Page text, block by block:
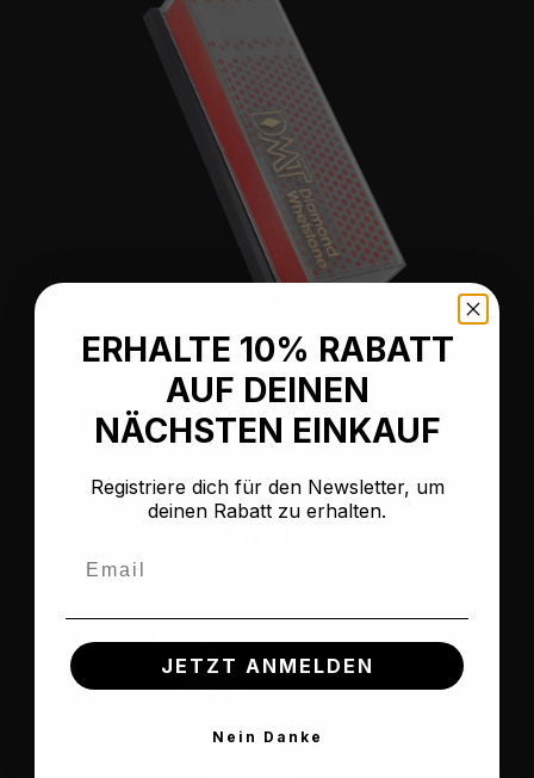
Durchschnittliche Bewertung von 5 von 5 Sternen
Machinist Diamond Whetstone™ Diamant
Schleifstein in Kunststoffbox 6"
ERHALTE 10% RABATT
AUF DEINEN
NÄCHSTEN EINKAUF
Registriere dich für den Newsletter, um
deinen Rabatt zu erhalten.
JETZT ANMELDEN
Nein Danke